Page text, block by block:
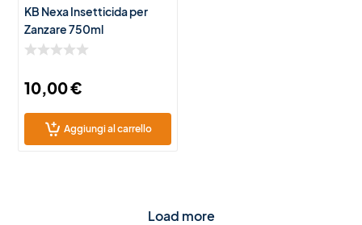
KB Nexa Insetticida per
Zanzare 750ml
10,00€
Aggiungi al carrello
Load more